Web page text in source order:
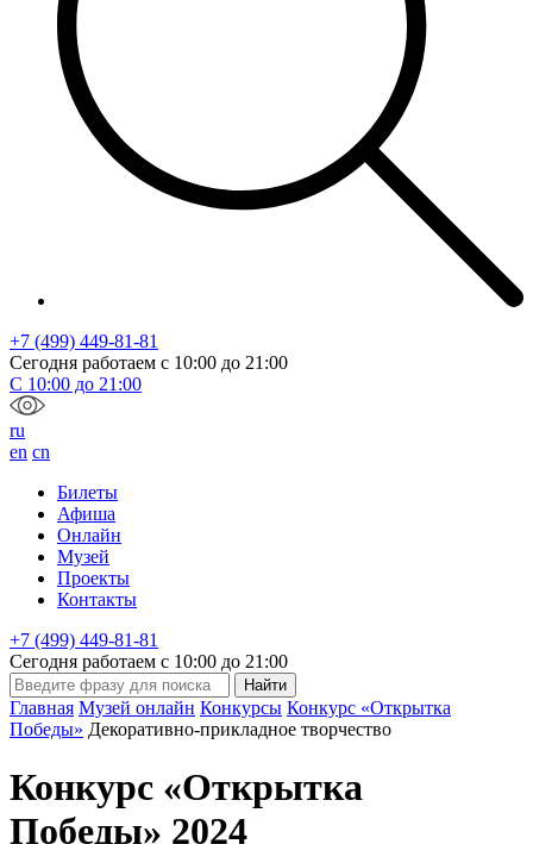
+7 (499) 449-81-81
Сегодня работаем с 10:00 до 21:00
С 10:00 до 21:00
ru
en cn
Билеты
Афиша
Онлайн
Музей
Проекты
Контакты
+7 (499) 449-81-81
Сегодня работаем с 10:00 до 21:00
Главная Музей онлайн Конкурсы Конкурс «Открытка
Победы» Декоративно-прикладное творчество
Конкурс «Открытка
Победы» 2024